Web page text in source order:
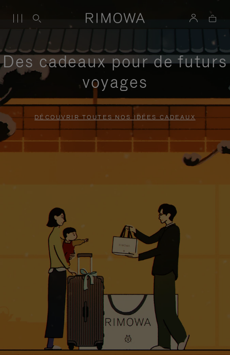
Des cadeaux pour de futurs
voyages
DÉCOUVRIR TOUTES NOS IDÉES CADEAUX